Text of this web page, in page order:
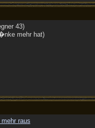
43)
mehr hat)
raus